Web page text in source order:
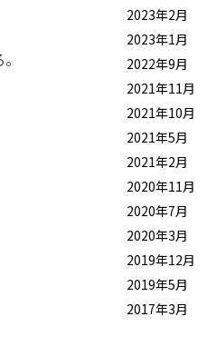
2023年2月
2023年1月
2022年9月
2021年11月
2021年10月
2021年5月
2021年2月
2020年11月
2020年7月
2020年3月
2019年12月
2019年5月
2017年3月